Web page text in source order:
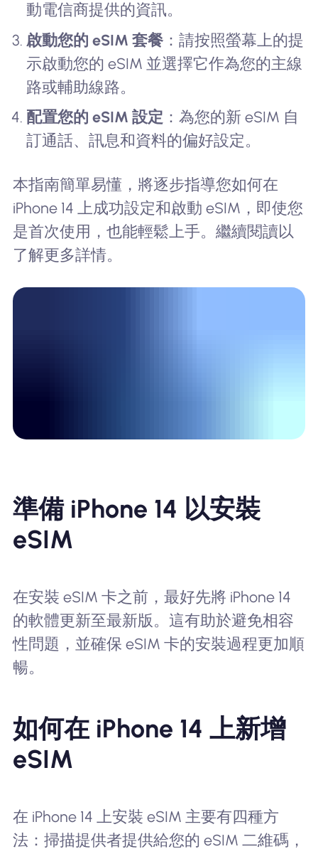
動電信商提供的資訊。
啟動您的 eSIM 套餐 ：請按照螢幕上的提
示啟動您的 eSIM 並選擇它作為您的主線
路或輔助線路。
配置您的 eSIM 設定 ：為您的新 eSIM 自
訂通話、訊息和資料的偏好設定。
本指南簡單易懂，將逐步指導您如何在
iPhone 14 上成功設定和啟動 eSIM，即使您
是首次使用，也能輕鬆上手。繼續閱讀以
了解更多詳情。
準備 iPhone 14 以安裝
eSIM
在安裝 eSIM 卡之前，最好先將 iPhone 14
的軟體更新至最新版。這有助於避免相容
性問題，並確保 eSIM 卡的安裝過程更加順
暢。
如何在 iPhone 14 上新增
eSIM
在 iPhone 14 上安裝 eSIM 主要有四種方
法：掃描提供者提供給您的 eSIM 二維碼，